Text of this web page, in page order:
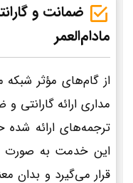
ضمانت و
مادام‌العمر
از گام‌های مؤثر
مداری ارائه گارانتی
ترجمه‌های ارائه
این خدمت به صورت
قرار می‌گیرد و بدان